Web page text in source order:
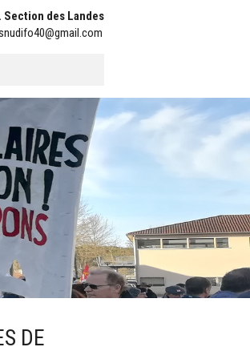
des Landes
DE